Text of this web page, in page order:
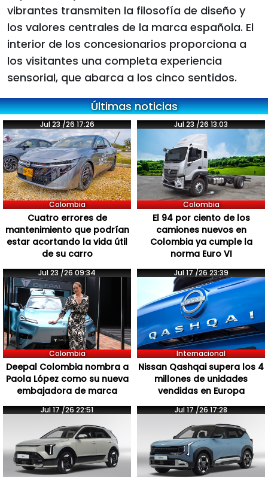
vibrantes transmiten la filosofía de diseño y
los valores centrales de la marca española. El
interior de los concesionarios proporciona a
los visitantes una completa experiencia
sensorial, que abarca a los cinco sentidos.
Últimas noticias
Jul 23 /26 17:26
Colombia
Cuatro errores de
mantenimiento que podrían
estar acortando la vida útil
de su carro
Jul 23 /26 13:03
Colombia
El 94 por ciento de los
camiones nuevos en
Colombia ya cumple la
norma Euro VI
Jul 23 /26 09:34
Colombia
Deepal Colombia nombra a
Paola López como su nueva
embajadora de marca
Jul 17 /26 23:39
Internacional
Nissan Qashqai supera los 4
millones de unidades
vendidas en Europa
Jul 17 /26 22:51 Jul 17 /26 17:28